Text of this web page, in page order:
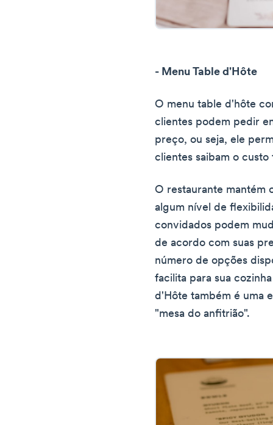
- Menu Table d'Hôte
O menu table d'hôte
clientes podem pedir
preço, ou seja, ele
clientes saibam o custo
O restaurante mantém
algum nível de
convidados podem
de acordo com suas
número de opções
facilita para sua
d'Hôte também é uma
"mesa do anfitrião".